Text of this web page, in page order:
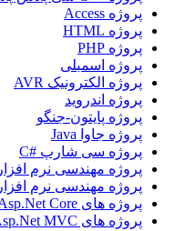
پروژه Access
پروژه HTML
پروژه PHP
پروژه اسمبلی
پروژه الکترونیک AVR
پروژه اندروید
پروژه پایتون-جنگو
پروژه جاوا Java
پروژه سی شارپ #C
پروژه مهندسی نرم افزار
پروژه مهندسی نرم افزار
پروژه های Asp.Net Core
پروژه های Asp.Net MVC